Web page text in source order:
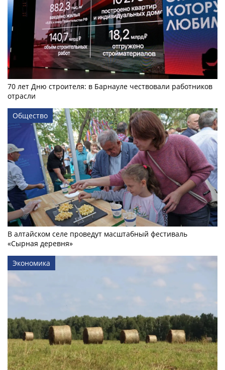
70 лет Дню строителя: в Барнауле чествовали работников
отрасли
Общество
В алтайском селе проведут масштабный фестиваль
«Сырная деревня»
Экономика